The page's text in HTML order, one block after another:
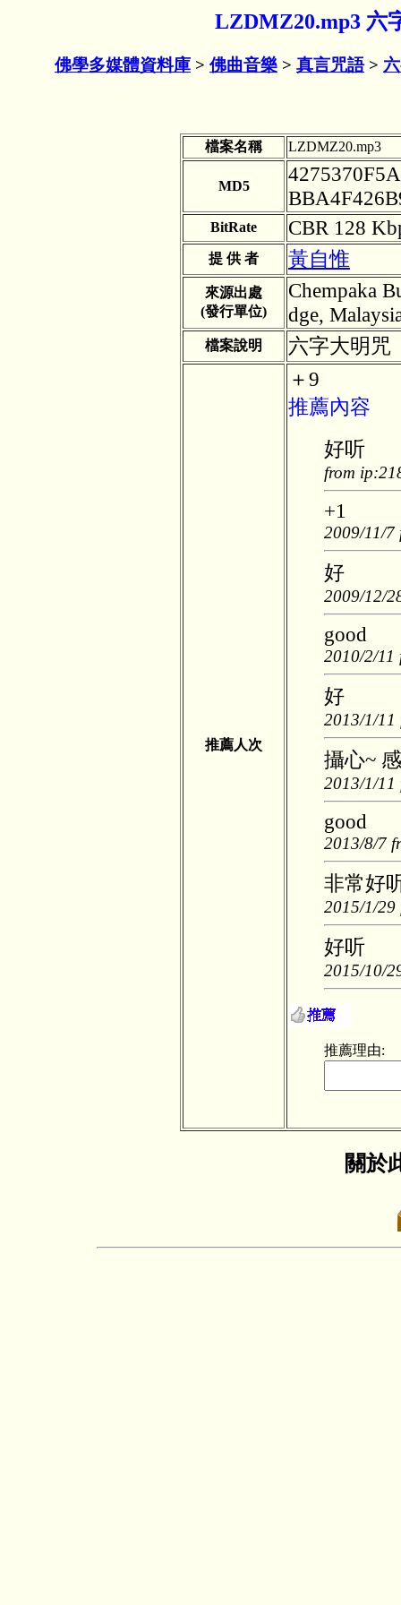
LZDMZ20.mp3 六
佛學多媒體資料庫 > 佛曲音樂 > 真言咒語>
檔案名稱 LZDMZ20.mp3
MD5
BitRate CBR 128
提 供 者 黃自惟
來源出處
(發行單位)
Chempaka
dge,
檔案說明 六字大明咒
推薦人次
＋9
推薦內容
好听
from
+1
2009/11/7
好
2009/12/
good
2010/2/11
好
2013/1/11
攝心~
2013/1/11
good
2013/8/7
非常好
2015/1/29
好听
2015/10/
推薦理由:
關於